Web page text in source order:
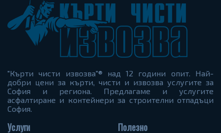
"Кърти чисти извозва"® над 12 години опит. Най-
добри цени за кърти, чисти и извозва услугите за
София и региона. Предлагаме и услугите
асфалтиране и контейнери за строителни отпадъци
София.
Услуги Полезно